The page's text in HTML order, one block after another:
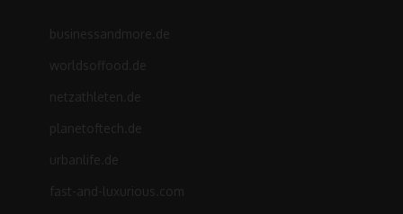
businessandmore.de
worldsoffood.de
netzathleten.de
planetoftech.de
urbanlife.de
fast-and-luxurious.com